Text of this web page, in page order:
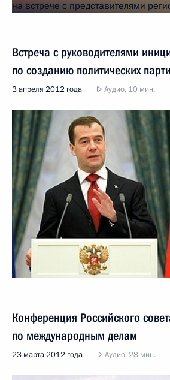
Встреча с руководителями
по созданию политических
3 апреля 2012 года Аудио, 10 мин.
Конференция Российского
по международным делам
23 марта 2012 года Аудио, 28 мин.